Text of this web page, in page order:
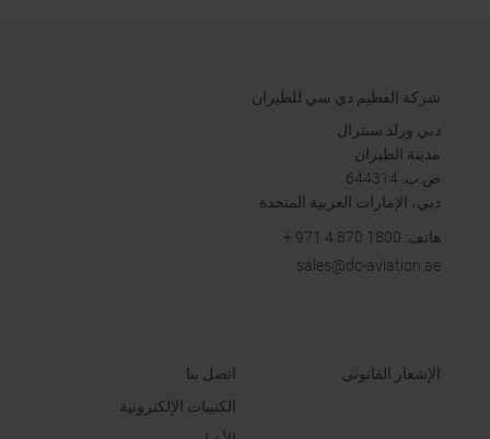
شركة الفطيم دي سي للطيران
دبي ورلد سنترال
مدينة الطيران
ص.ب. 644314
دبي، الإمارات العربية المتحدة
هاتف+ 971 4 870 1800 :
sales@dc-aviation.ae
اتصل بنا
الكتيبات الإلكترونية
الإشعار القانوني